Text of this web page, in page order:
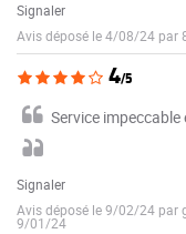
Signaler
Avis déposé le 4/08/24 par
4/5
Service
Signaler
Avis déposé le 9/02/24 par
9/01/24